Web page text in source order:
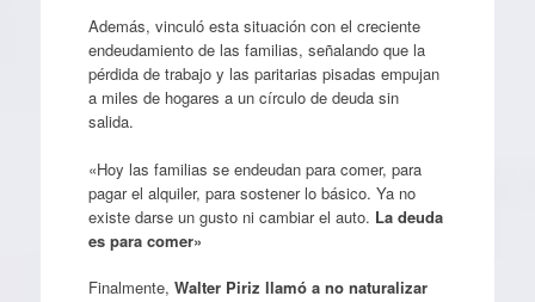
Además, vinculó esta situación con el creciente
endeudamiento de las familias, señalando que la
pérdida de trabajo y las paritarias pisadas empujan
a miles de hogares a un círculo de deuda sin
salida.
«Hoy las familias se endeudan para comer, para
pagar el alquiler, para sostener lo básico. Ya no
existe darse un gusto ni cambiar el auto. La deuda
es para comer»
Finalmente, Walter Piriz llamó a no naturalizar